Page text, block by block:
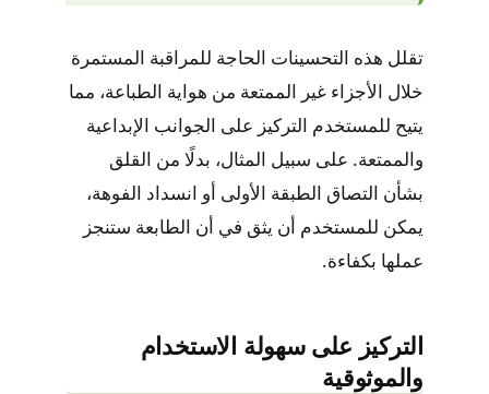
تقلل هذه التحسينات الحاجة للمراقبة المستمرة
خلال الأجزاء غير الممتعة من هواية الطباعة، مما
يتيح للمستخدم التركيز على الجوانب الإبداعية
والممتعة. على سبيل المثال، بدلًا من القلق
بشأن التصاق الطبقة الأولى أو انسداد الفوهة،
يمكن للمستخدم أن يثق في أن الطابعة ستنجز
عملها بكفاءة.
التركيز على سهولة الاستخدام
والموثوقية